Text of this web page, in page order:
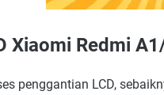
Xiaomi Redmi
penggantian LCD,